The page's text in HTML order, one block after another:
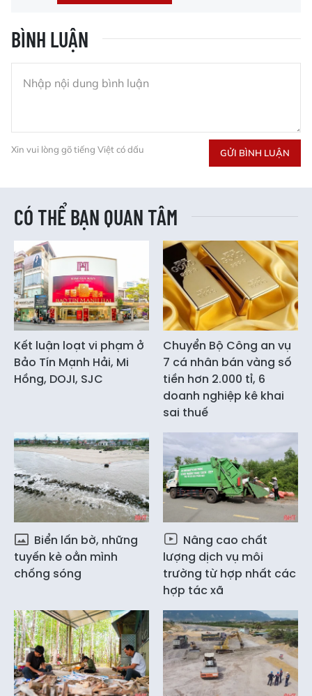
BÌNH LUẬN
Xin vui lòng gõ tiếng Việt có dấu GỬI BÌNH LUẬN
CÓ THỂ BẠN QUAN TÂM
Kết luận loạt vi phạm ở
Bảo Tín Mạnh Hải, Mi
Hồng, DOJI, SJC
Chuyển Bộ Công an vụ
7 cá nhân bán vàng số
tiền hơn 2.000 tỉ, 6
doanh nghiệp kê khai
sai thuế
Biển lấn bờ, những
tuyến kè oằn mình
chống sóng
Nâng cao chất
lượng dịch vụ môi
trường từ hợp nhất các
hợp tác xã